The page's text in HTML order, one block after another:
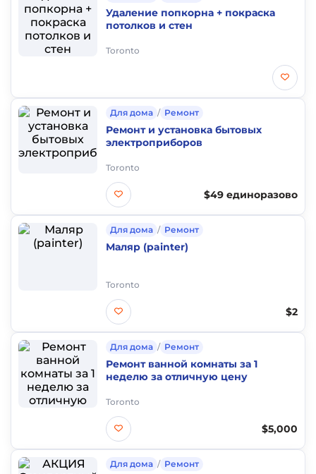
Удаление попкорна + покраска
потолков и стен
Toronto
Для дома / Ремонт
Ремонт и установка бытовых
электроприборов
Toronto
$49 единоразово
Для дома / Ремонт
Маляр (painter)
Toronto
$2
Для дома / Ремонт
Ремонт ванной комнаты за 1
неделю за отличную цену
Toronto
$5,000
Для дома / Ремонт